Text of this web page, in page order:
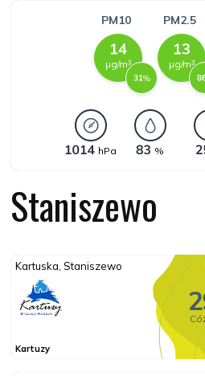
Staniszewo